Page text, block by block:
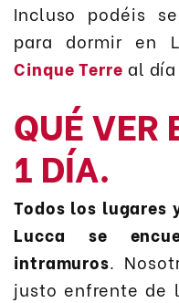
Incluso podéis
para dormir en
Cinque Terre al
QUÉ VER
1 DÍA.
Todos los lugares
Lucca se
intramuros.
justo enfrente de